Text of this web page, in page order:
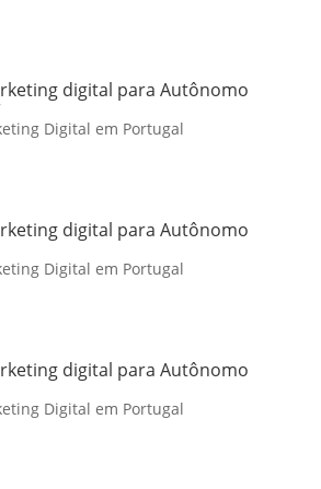
digital para Autônomo
Digital em Portugal
digital para Autônomo
Digital em Portugal
digital para Autônomo
Digital em Portugal